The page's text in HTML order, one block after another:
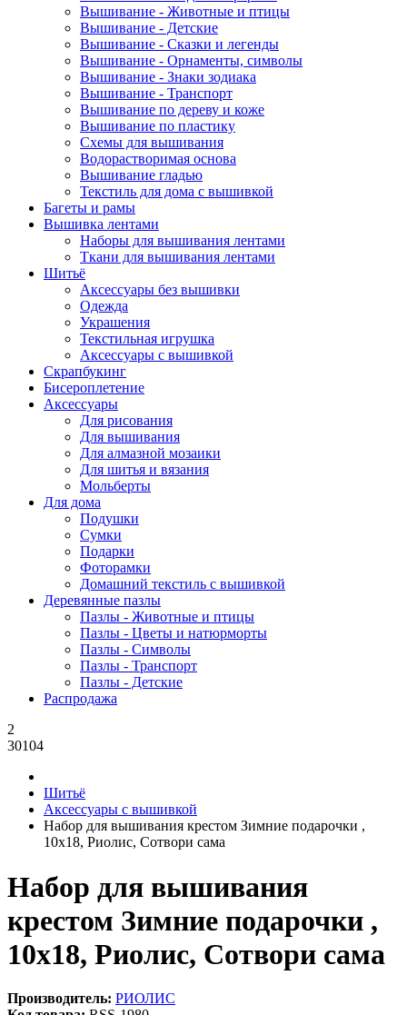
Вышивание - Животные и птицы
Вышивание - Детские
Вышивание - Сказки и легенды
Вышивание - Орнаменты, символы
Вышивание - Знаки зодиака
Вышивание - Транспорт
Вышивание по дереву и коже
Вышивание по пластику
Схемы для вышивания
Водорастворимая основа
Вышивание гладью
Текстиль для дома с вышивкой
Багеты и рамы
Вышивка лентами
Наборы для вышивания лентами
Ткани для вышивания лентами
Шитьё
Аксессуары без вышивки
Одежда
Украшения
Текстильная игрушка
Аксессуары с вышивкой
Скрапбукинг
Бисероплетение
Аксессуары
Для рисования
Для вышивания
Для алмазной мозаики
Для шитья и вязания
Мольберты
Для дома
Подушки
Сумки
Подарки
Фоторамки
Домашний текстиль с вышивкой
Деревянные пазлы
Пазлы - Животные и птицы
Пазлы - Цветы и натюрморты
Пазлы - Символы
Пазлы - Транспорт
Пазлы - Детские
Распродажа
2
30104
Шитьё
Аксессуары с вышивкой
Набор для вышивания крестом Зимние подарочки ,
10x18, Риолис, Сотвори сама
Набор для вышивания
крестом Зимние подарочки ,
10x18, Риолис, Сотвори сама
Производитель: РИОЛИС